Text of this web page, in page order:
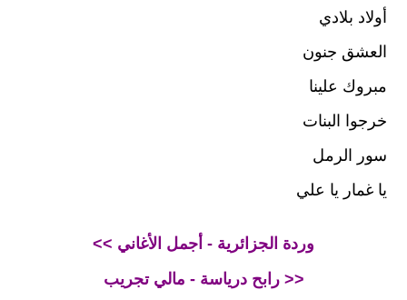
أولاد بلادي
العشق جنون
مبروك علينا
خرجوا البنات
سور الرمل
يا غمار يا علي
<< وردة الجزائرية - أجمل الأغاني
رابح درياسة - مالي تجريب >>